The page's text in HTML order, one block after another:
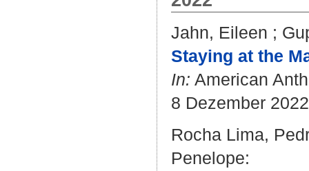
Jahn, Eileen ;
Staying at the
In: American
8 Dezember 2022
Rocha Lima,
Penelope: